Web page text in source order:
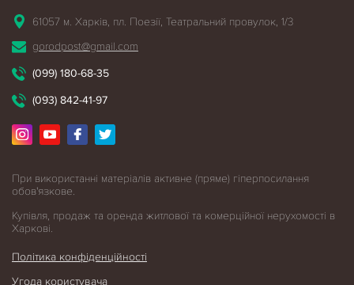
61057 м. Харків, пл. Поезії, Театральний провулок, 1/3
gorodpost@gmail.com
(099) 180-68-35
(093) 842-41-97
При використанні матеріалів активне (пряме) гіперпосилання
обов'язкове.
Купівля, продаж та оренда житлової та комерційної нерухомості в
Харкові.
Політика конфіденційності
Угода користувача